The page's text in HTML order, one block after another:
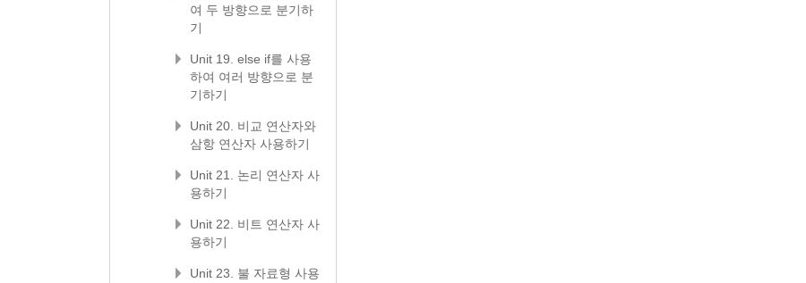
여 두 방향으로 분기하
기
Unit 19. else if를 사용
하여 여러 방향으로 분
기하기
Unit 20. 비교 연산자와
삼항 연산자 사용하기
Unit 21. 논리 연산자 사
용하기
Unit 22. 비트 연산자 사
용하기
Unit 23. 불 자료형 사용